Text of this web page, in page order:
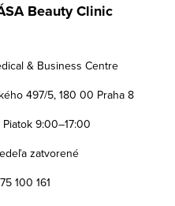
Beauty Clinic
& Business Centre
497/5, 180 00 Praha 8
9:00–17:00
zatvorené
100 161